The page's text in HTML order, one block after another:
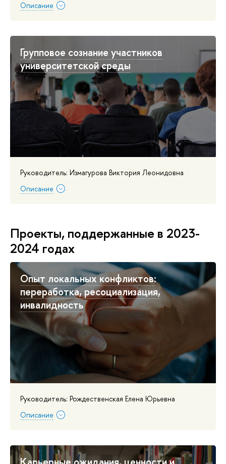
Описание
Групповое сознание участников
университетской среды
Руководитель: Измагурова Виктория Леонидовна
Описание
Проекты, поддержанные в 2023-
2024 годах
Опыт локальных конфликтов:
переработка, ресоциализация,
инвалидность
Руководитель: Рождественская Елена Юрьевна
Описание